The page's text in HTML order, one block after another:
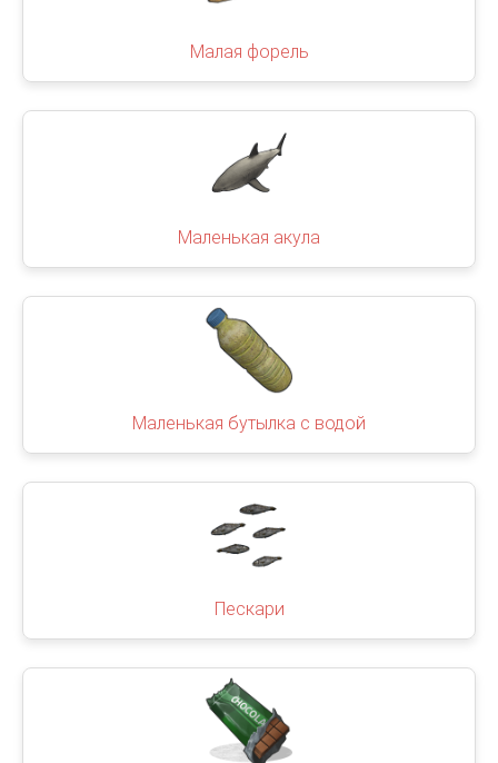
Малая форель
Маленькая акула
Маленькая бутылка с водой
Пескари